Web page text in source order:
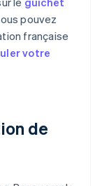
pouvez
française
votre
de